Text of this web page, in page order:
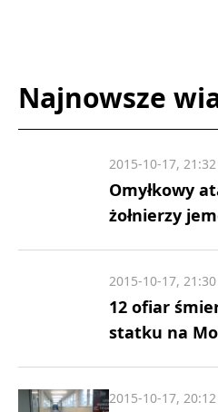
Najnowsze
Omyłkowy
żołnierzy
2015-10-17, 21:32
12 ofiar
statku na
2015-10-17, 21:30
2015-10-17, 20:12